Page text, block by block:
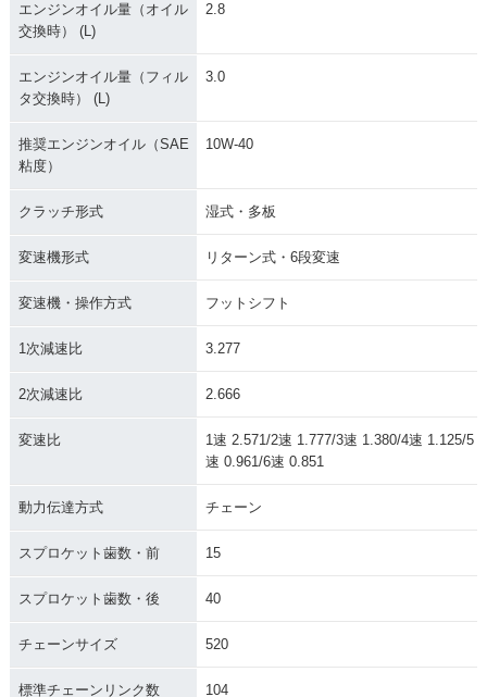
エンジンオイル量（オイル
交換時） (L)
2.8
エンジンオイル量（フィル
タ交換時） (L)
3.0
推奨エンジンオイル（SAE
粘度）
10W-40
クラッチ形式 湿式・多板
変速機形式 リターン式・6段変速
変速機・操作方式 フットシフト
1次減速比 3.277
2次減速比 2.666
変速比
1速 2.571/2速 1.777/3速 1.380/4速 1.125/5
速 0.961/6速 0.851
動力伝達方式 チェーン
スプロケット歯数・前 15
スプロケット歯数・後 40
チェーンサイズ 520
標準チェーンリンク数 104